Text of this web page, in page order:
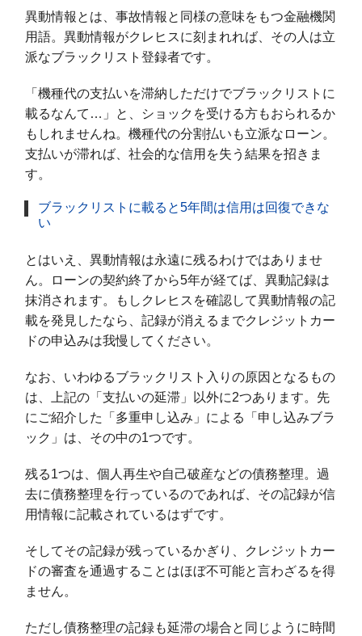
異動情報とは、事故情報と同様の意味をもつ金融機関
用語。異動情報がクレヒスに刻まれれば、その人は立
派なブラックリスト登録者です。
「機種代の支払いを滞納しただけでブラックリストに
載るなんて…」と、ショックを受ける方もおられるか
もしれませんね。機種代の分割払いも立派なローン。
支払いが滞れば、社会的な信用を失う結果を招きま
す。
ブラックリストに載ると5年間は信用は回復できな
い
とはいえ、異動情報は永遠に残るわけではありませ
ん。ローンの契約終了から5年が経てば、異動記録は
抹消されます。もしクレヒスを確認して異動情報の記
載を発見したなら、記録が消えるまでクレジットカー
ドの申込みは我慢してください。
なお、いわゆるブラックリスト入りの原因となるもの
は、上記の「支払いの延滞」以外に2つあります。先
にご紹介した「多重申し込み」による「申し込みブラ
ック」は、その中の1つです。
残る1つは、個人再生や自己破産などの債務整理。過
去に債務整理を行っているのであれば、その記録が信
用情報に記載されているはずです。
そしてその記録が残っているかぎり、クレジットカー
ドの審査を通過することはほぼ不可能と言わざるを得
ません。
ただし債務整理の記録も延滞の場合と同じように時間